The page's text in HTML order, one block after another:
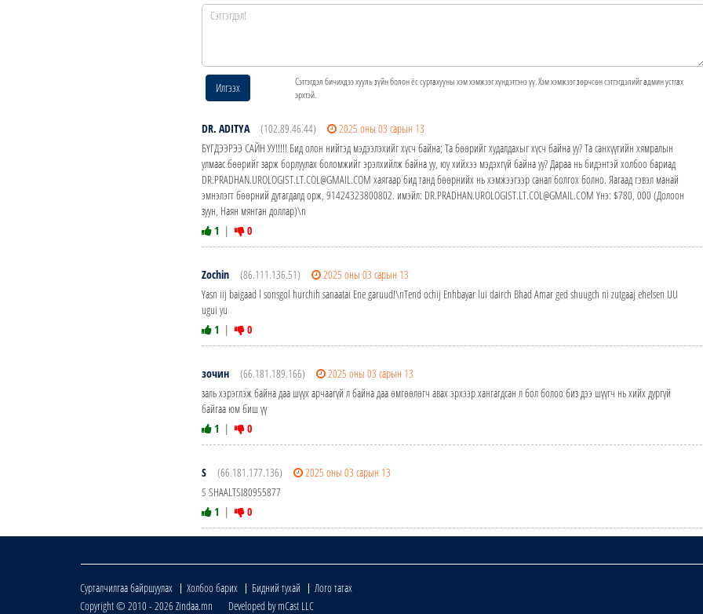
Илгээх
Сэтгэгдэл бичихдээ хууль зүйн болон ёс суртахууны хэм хэмжээг хүндэтгэнэ үү. Хэм хэмжээг зөрчсөн сэтгэгдэлийг админ устгах
эрхтэй.
DR. ADITYA (102.89.46.44)
2025 оны 03 сарын 13
БҮГДЭЭРЭЭ САЙН УУ!!!!! Бид олон нийтэд мэдээлэхийг хүсч байна; Та бөөрийг худалдахыг хүсч байна уу? Та санхүүгийн хямралын
улмаас бөөрийг зарж борлуулах боломжийг эрэлхийлж байна уу, юу хийхээ мэдэхгүй байна уу? Дараа нь бидэнтэй холбоо бариад
DR.PRADHAN.UROLOGIST.LT.COL@GMAIL.COM хаягаар бид танд бөөрнийх нь хэмжээгээр санал болгох болно. Яагаад гэвэл манай
эмнэлэгт бөөрний дутагдалд орж, 91424323800802. имэйл: DR.PRADHAN.UROLOGIST.LT.COL@GMAIL.COM Yнэ: $780, 000 (Долоон
зуун, Наян мянган доллар)\n
1 | 0
Zochin (86.111.136.51)
2025 оны 03 сарын 13
Yasn iij baigaad l sonsgol hurchih sanaatai Ene garuud!\nTend ochij Enhbayar lui dairch Bhad Amar ged shuugch ni zutgaaj ehelsen UU
ugui yu
1 | 0
зочин (66.181.189.166)
2025 оны 03 сарын 13
заль хэрэглэж байна даа шүүх арчаагүй л байна даа өмгөөлөгч авах эрхээр хангагдсан л бол болоо биз дээ шүүгч нь хийх дургүй
байгаа юм биш үү
1 | 0
S (66.181.177.136)
2025 оны 03 сарын 13
S SHAALTSI80955877
1 | 0
Сурталчилгаа байршуулах Холбоо барих Бидний тухай
Лого татах
Copyright © 2010 - 2026 Zindaa.mn Developed by mCast LLC